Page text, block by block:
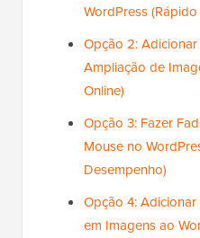
WordPress (Rápido
Opção 2:
Ampliação de
Online)
Opção 3: Fazer
Mouse no
Desempenho)
Opção 4:
em Imagens ao